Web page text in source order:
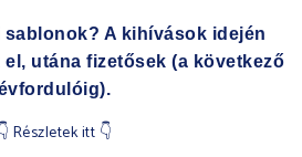
sablonok? A kihívások idején
utána fizetősek (a következő
Részletek itt 👇